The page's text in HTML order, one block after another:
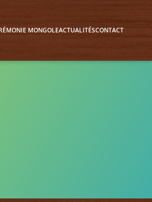
MONGOLEACTUALITÉSCONTACT